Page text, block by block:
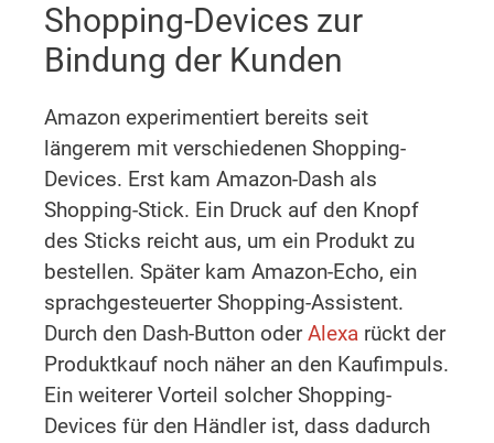
Shopping-Devices zur
Bindung der Kunden
Amazon experimentiert bereits seit
längerem mit verschiedenen Shopping-
Devices. Erst kam Amazon-Dash als
Shopping-Stick. Ein Druck auf den Knopf
des Sticks reicht aus, um ein Produkt zu
bestellen. Später kam Amazon-Echo, ein
sprachgesteuerter Shopping-Assistent.
Durch den Dash-Button oderAlexa rückt der
Produktkauf noch näher an den Kaufimpuls.
Ein weiterer Vorteil solcher Shopping-
Devices für den Händler ist, dass dadurch